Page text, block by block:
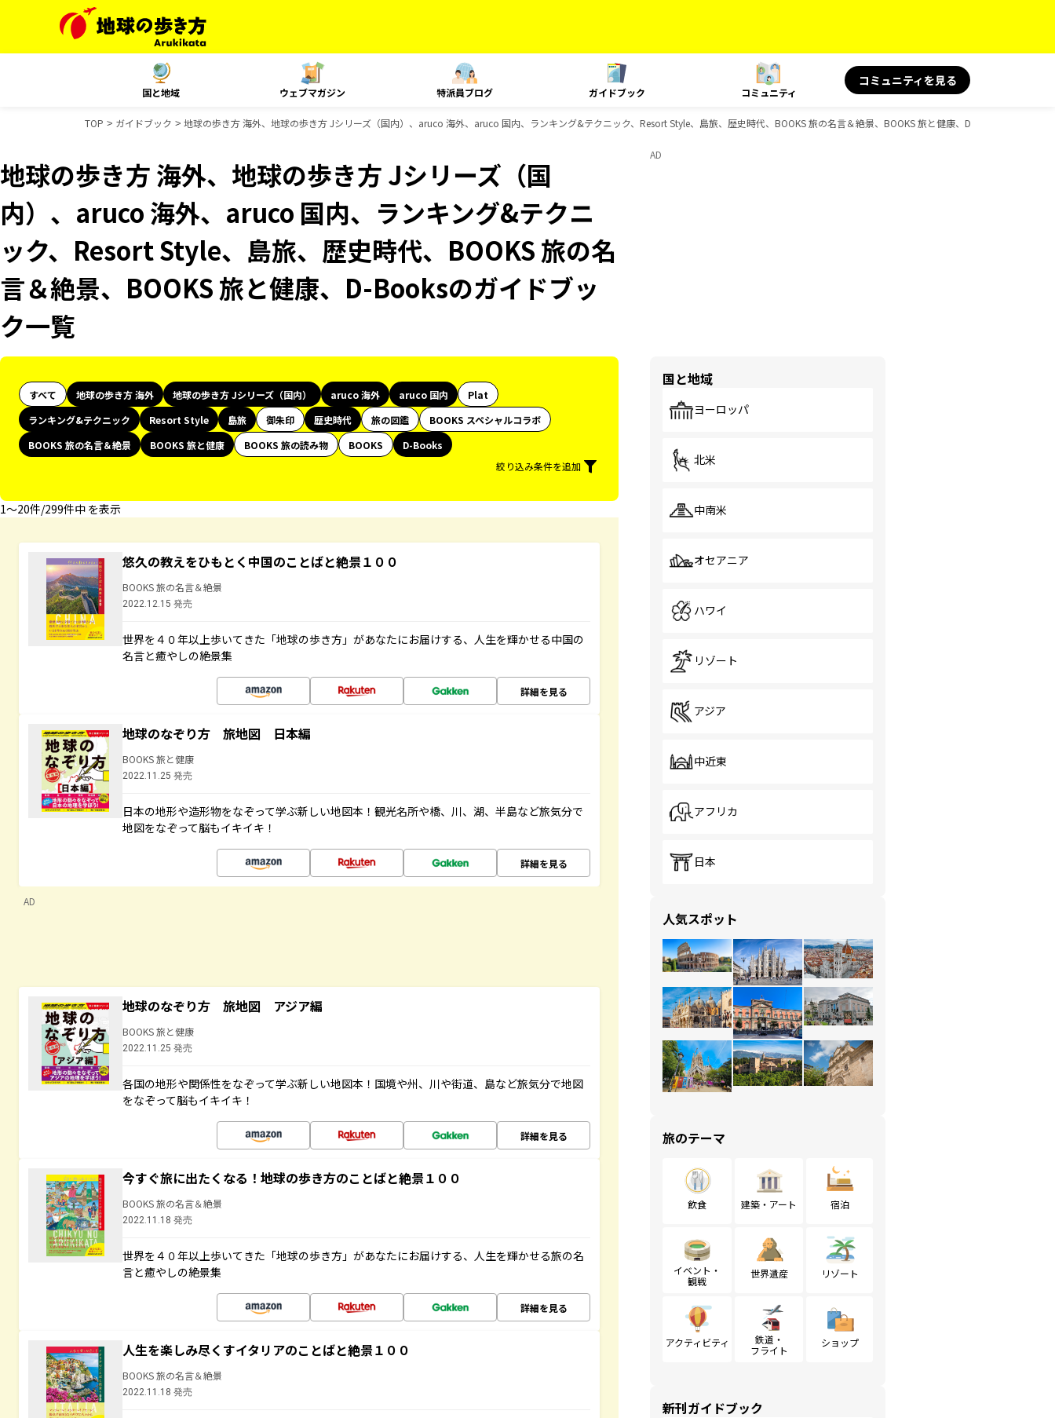
国と地域 ウェブマガジン 特派員ブログ ガイドブック コミュニティ
コミュニティを見る
TOP ガイドブック 地球の歩き方 海外、地球の歩き方 Jシリーズ（国内）、aruco 海外、aruco 国内、ランキング&テクニック、Resort Style、島旅、歴史時代、BOOKS 旅の名言＆絶景、BOOKS 旅と健康、D-Booksのガイドブ
地球の歩き方 海外、地球の歩き方 Jシリーズ（国
内）、aruco 海外、aruco 国内、ランキング&テクニ
ック、Resort Style、島旅、歴史時代、BOOKS 旅の名
言＆絶景、BOOKS 旅と健康、D-Booksのガイドブッ
ク一覧
すべて 地球の歩き方 海外 地球の歩き方 Jシリーズ（国内） aruco 海外 aruco 国内
Plat
ランキング&テクニック
Resort Style 島旅 御朱印 歴史時代 旅の図鑑
BOOKS スペシャルコラボ
BOOKS 旅の名言＆絶景
BOOKS 旅と健康 BOOKS 旅の読み物 BOOKS
D-Books
絞り込み条件を追加
1〜20件/299件中 を表示
悠久の教えをひもとく中国のことばと絶景１００
BOOKS 旅の名言＆絶景
2022.12.15 発売
世界を４０年以上歩いてきた「地球の歩き方」があなたにお届けする、人生を輝かせる中国の
名言と癒やしの絶景集
詳細を見る
地球のなぞり方 旅地図 日本編
BOOKS 旅と健康
2022.11.25 発売
日本の地形や造形物をなぞって学ぶ新しい地図本！観光名所や橋、川、湖、半島など旅気分で
地図をなぞって脳もイキイキ！
詳細を見る
AD
地球のなぞり方 旅地図 アジア編
BOOKS 旅と健康
2022.11.25 発売
各国の地形や関係性をなぞって学ぶ新しい地図本！国境や州、川や街道、島など旅気分で地図
をなぞって脳もイキイキ！
詳細を見る
今すぐ旅に出たくなる！地球の歩き方のことばと絶景１００
BOOKS 旅の名言＆絶景
2022.11.18 発売
世界を４０年以上歩いてきた「地球の歩き方」があなたにお届けする、人生を輝かせる旅の名
言と癒やしの絶景集
詳細を見る
人生を楽しみ尽くすイタリアのことばと絶景１００
BOOKS 旅の名言＆絶景
2022.11.18 発売
AD
国と地域
ヨーロッパ
北米
中南米
オセアニア
ハワイ
リゾート
アジア
中近東
アフリカ
日本
人気スポット
旅のテーマ
飲食 建築・アート 宿泊
イベント・
観戦
世界遺産 リゾート
アクティビティ
鉄道・
フライト
ショップ
新刊ガイドブック